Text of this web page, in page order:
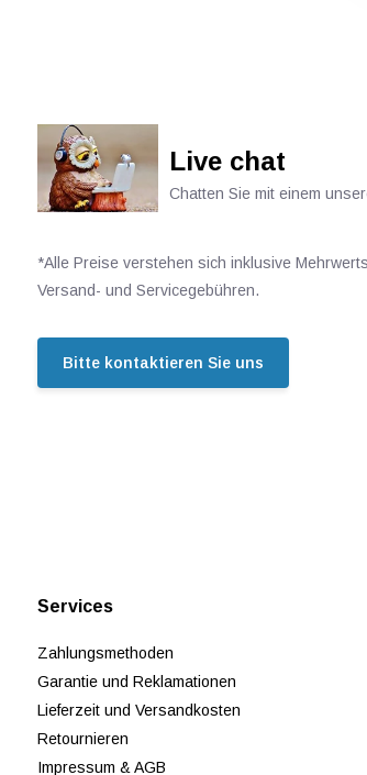
Live chat
Chatten Sie mit einem
*Alle Preise verstehen sich inklusive
Versand- und Servicegebühren.
Bitte kontaktieren Sie uns
Services
Zahlungsmethoden
Garantie und Reklamationen
Lieferzeit und Versandkosten
Retournieren
Impressum & AGB